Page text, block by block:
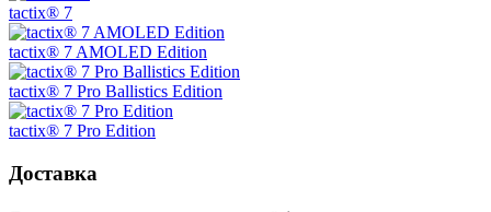
tactix® 7
tactix® 7 AMOLED Edition
tactix® 7 Pro Ballistics Edition
tactix® 7 Pro Edition
Доставка